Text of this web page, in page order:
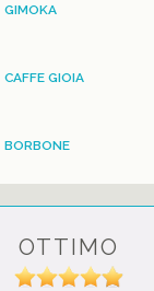
GIMOKA
CAFFE GIOIA
BORBONE
OTTIMO